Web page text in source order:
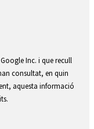
Inc. i que recull
consultat, en quin
aquesta informació